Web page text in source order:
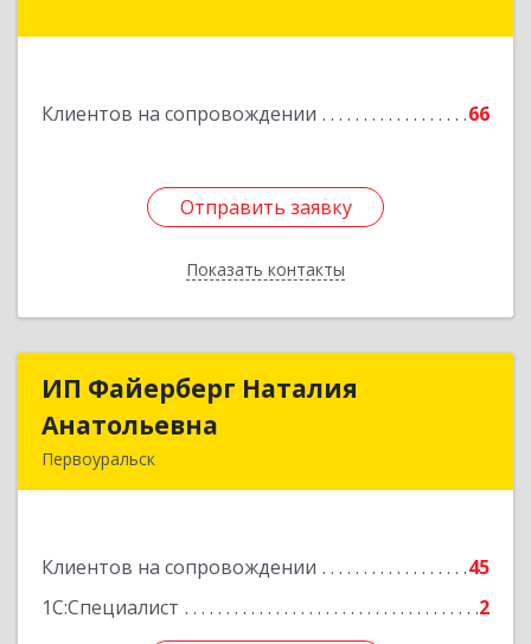
Клиентов на сопровождении 66
Отправить заявку
Показать контакты
Отправить заявку
Назад
ИП Файерберг Наталия
Анатольевна
Первоуральск
Клиентов на сопровождении
45
1С:Специалист
2
ИП Файерберг Наталия
Подробнее